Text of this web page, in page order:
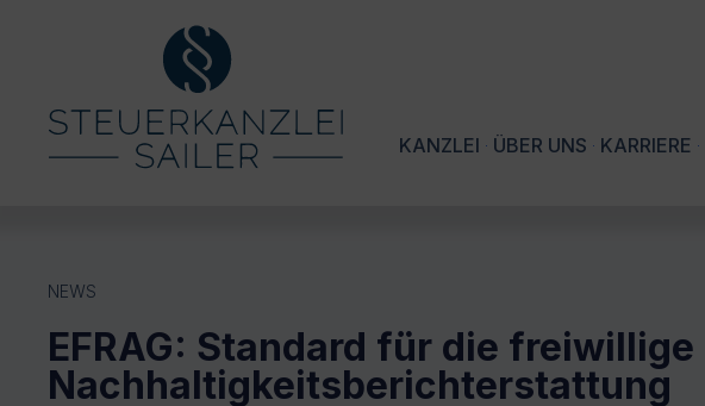
KANZLEI ÜBER UNS KARRIERE
NEWS
EFRAG: Standard für die freiwillige
Nachhaltigkeitsberichterstattung